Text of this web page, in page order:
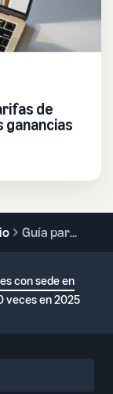
de
ganancias
Guía para ejecutar promociones, ofertas, cupones y descuentos para vendedores de Amazon
con sede en
veces en 2025